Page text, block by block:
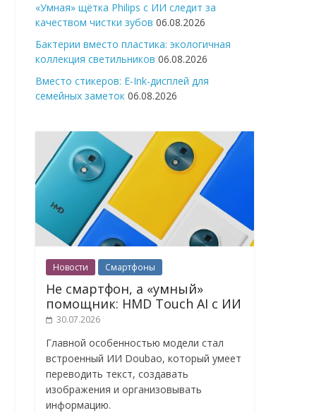
«Умная» щётка Philips с ИИ следит за
качеством чистки зубов 06.08.2026
Бактерии вместо пластика: экологичная
коллекция светильников 06.08.2026
Вместо стикеров: E-Ink-дисплей для
семейных заметок 06.08.2026
Новости Смартфоны
Не смартфон, а «умный»
помощник: HMD Touch AI с ИИ
30.07.2026
Главной особенностью модели стал
встроенный ИИ Doubao, который умеет
переводить текст, создавать
изображения и организовывать
информацию.